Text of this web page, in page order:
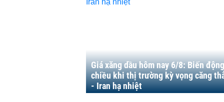
Giá xăng dầu hôm nay 6/8: Biến
chiều khi thị trường kỳ vọng căng
- Iran hạ nhiệt